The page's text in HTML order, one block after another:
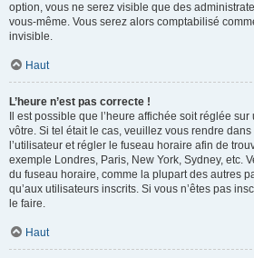
option, vous ne serez visible que des
vous-même. Vous serez alors comptabilisé
invisible.
Haut
L’heure n’est pas correcte !
Il est possible que l’heure affichée soit réglée
vôtre. Si tel était le cas, veuillez vous rendre
l’utilisateur et régler le fuseau horaire afin de
exemple Londres, Paris, New York, Sydney, etc.
du fuseau horaire, comme la plupart des autres
qu’aux utilisateurs inscrits. Si vous n’êtes pas
le faire.
Haut